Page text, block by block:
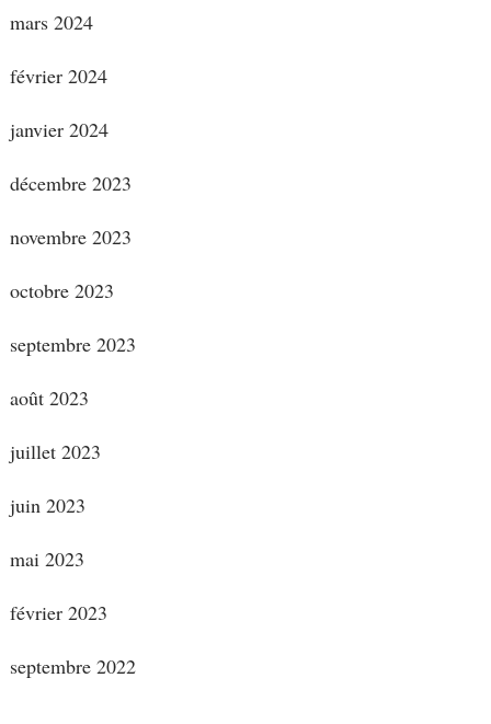
mars 2024
février 2024
janvier 2024
décembre 2023
novembre 2023
octobre 2023
septembre 2023
août 2023
juillet 2023
juin 2023
mai 2023
février 2023
septembre 2022